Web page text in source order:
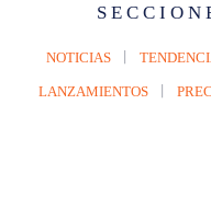
NOTICIAS
LANZAMIENTOS